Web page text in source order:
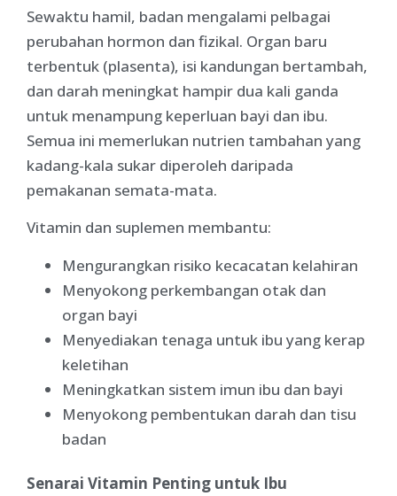
Sewaktu hamil, badan mengalami pelbagai
perubahan hormon dan fizikal. Organ baru
terbentuk (plasenta), isi kandungan bertambah,
dan darah meningkat hampir dua kali ganda
untuk menampung keperluan bayi dan ibu.
Semua ini memerlukan nutrien tambahan yang
kadang-kala sukar diperoleh daripada
pemakanan semata-mata.
Vitamin dan suplemen membantu:
Mengurangkan risiko kecacatan kelahiran
Menyokong perkembangan otak dan
organ bayi
Menyediakan tenaga untuk ibu yang kerap
keletihan
Meningkatkan sistem imun ibu dan bayi
Menyokong pembentukan darah dan tisu
badan
Senarai Vitamin Penting untuk Ibu